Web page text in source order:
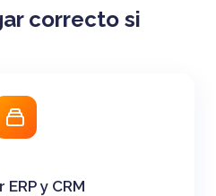
correcto si
y CRM